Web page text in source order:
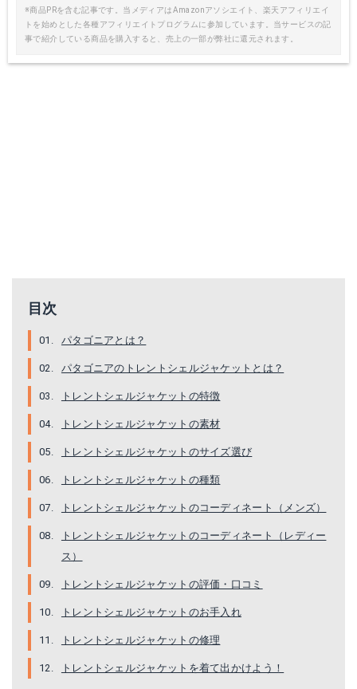
※商品PRを含む記事です。当メディアはAmazonアソシエイト、楽天アフィリエイ
トを始めとした各種アフィリエイトプログラムに参加しています。当サービスの記
事で紹介している商品を購入すると、売上の一部が弊社に還元されます。
目次
パタゴニアとは？
パタゴニアのトレントシェルジャケットとは？
トレントシェルジャケットの特徴
トレントシェルジャケットの素材
トレントシェルジャケットのサイズ選び
トレントシェルジャケットの種類
トレントシェルジャケットのコーディネート（メンズ）
トレントシェルジャケットのコーディネート（レディー
ス）
トレントシェルジャケットの評価・口コミ
トレントシェルジャケットのお手入れ
トレントシェルジャケットの修理
トレントシェルジャケットを着て出かけよう！
Amazonで詳細を見る Amazonで詳細を見る